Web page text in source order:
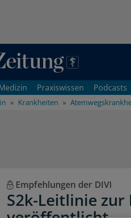
Praxiswissen Podcasts
Krankheiten
Empfehlungen der DIVI
S2k-Leitlinie